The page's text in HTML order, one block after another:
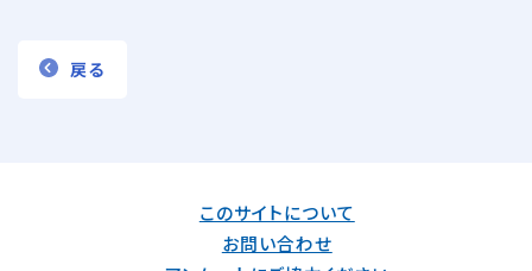
戻る
このサイトについて
お問い合わせ